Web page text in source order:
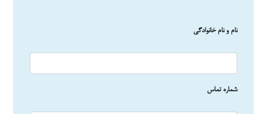
نام و نام خانوادگی
شماره تماس